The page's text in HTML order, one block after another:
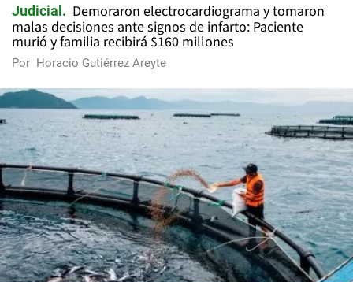
Judicial
Demoraron electrocardiograma y tomaron
malas decisiones ante signos de infarto: Paciente
murió y familia recibirá $160 millones
Por Horacio Gutiérrez Areyte